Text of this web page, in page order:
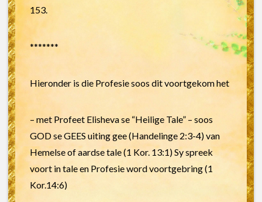
153.
*******
Hieronder is die Profesie soos dit voortgekom het
– met Profeet Elisheva se “Heilige Tale” – soos
GOD se GEES uiting gee (Handelinge 2:3-4) van
Hemelse of aardse tale (1 Kor. 13:1) Sy spreek
voort in tale en Profesie word voortgebring (1
Kor.14:6)